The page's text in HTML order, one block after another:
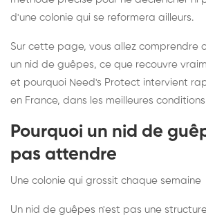
d'une colonie qui se reformera ailleurs.
Sur cette page, vous allez comprendre
un nid de guêpes, ce que recouvre
et pourquoi Need's Protect intervient
en France, dans les meilleures
Pourquoi un nid de
pas attendre
Une colonie qui grossit chaque semaine
Un nid de guêpes n'est pas une